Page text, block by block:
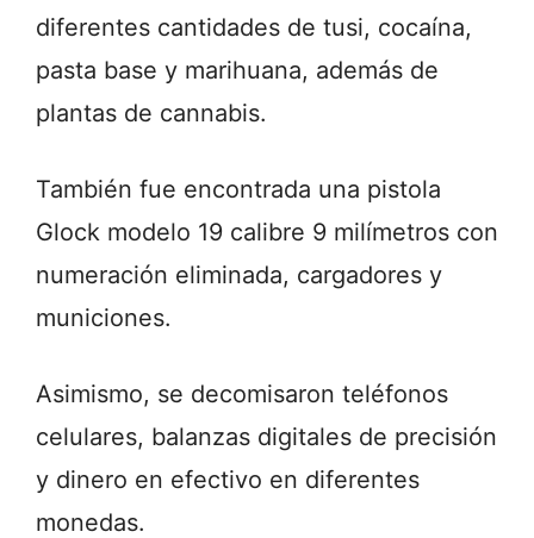
diferentes cantidades de tusi, cocaína,
pasta base y marihuana, además de
plantas de cannabis.
También fue encontrada una pistola
Glock modelo 19 calibre 9 milímetros con
numeración eliminada, cargadores y
municiones.
Asimismo, se decomisaron teléfonos
celulares, balanzas digitales de precisión
y dinero en efectivo en diferentes
monedas.